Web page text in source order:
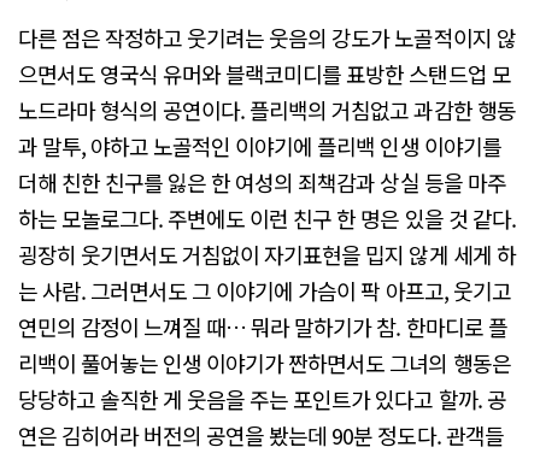
다른 점은 작정하고 웃기려는 웃음의 강도가 노골적이지 않
으면서도 영국식 유머와 블랙코미디를 표방한 스탠드업 모
노드라마 형식의 공연이다. 플리백의 거침없고 과감한 행동
과 말투, 야하고 노골적인 이야기에 플리백 인생 이야기를
더해 친한 친구를 잃은 한 여성의 죄책감과 상실 등을 마주
하는 모놀로그다. 주변에도 이런 친구 한 명은 있을 것 같다.
굉장히 웃기면서도 거침없이 자기표현을 밉지 않게 세게 하
는 사람. 그러면서도 그 이야기에 가슴이 팍 아프고, 웃기고
연민의 감정이 느껴질 때… 뭐라 말하기가 참. 한마디로 플
리백이 풀어놓는 인생 이야기가 짠하면서도 그녀의 행동은
당당하고 솔직한 게 웃음을 주는 포인트가 있다고 할까. 공
연은 김히어라 버전의 공연을 봤는데 90분 정도다. 관객들